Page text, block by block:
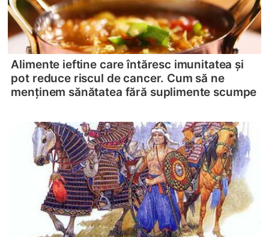
Alimente ieftine care întăresc imunitatea și
pot reduce riscul de cancer. Cum să ne
menținem sănătatea fără suplimente scumpe